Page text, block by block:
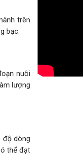
trên
bạc.
nuôi
lượng
độ dòng
thể đạt